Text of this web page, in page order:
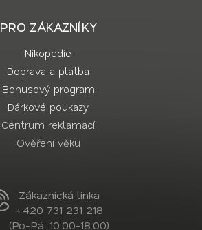
PRO ZÁKAZNÍKY
Nikopedie
Doprava a platba
Bonusový program
Dárkové poukazy
Centrum reklamací
Ověření věku
Zákaznická linka
+420 731 231 218
(Po-Pá: 10:00-18:00)